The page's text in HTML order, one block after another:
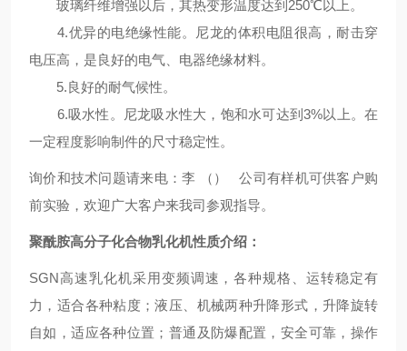
玻璃纤维增强以后，其热变形温度达到250℃以上。
4.优异的电绝缘性能。尼龙的体积电阻很高，耐击穿
电压高，是良好的电气、电器绝缘材料。
5.良好的耐气候性。
6.吸水性。尼龙吸水性大，饱和水可达到3%以上。在
一定程度影响制件的尺寸稳定性。
询价和技术问题请来电：李
（） 公司有样机可供客户购
前实验，欢迎广大客户来我司参观指导。
聚酰胺高分子化合物乳化机性质介绍：
SGN高速乳化机采用变频调速，各种规格、运转稳定有
力，适合各种粘度；液压、机械两种升降形式，升降旋转
自如，适应各种位置；普通及防爆配置，安全可靠，操作